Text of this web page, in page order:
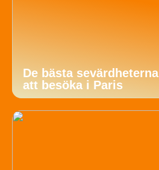
De bästa sevärdheterna
att besöka i Paris